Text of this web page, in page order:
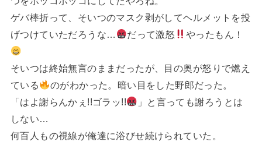
ゲバ棒折って、そいつのマスク剥がしてヘルメットを投
げつけていただろうな…
だって激怒 やったもん！
そいつは終始無言のままだったが、目の奥が怒りで燃え
ている
のがわかった。暗い目をした野郎だった。
「はよ謝らんかぇ!!ゴラッ!!
」と言っても謝ろうとは
しない…
何百人もの視線が俺達に浴びせ続けられていた。